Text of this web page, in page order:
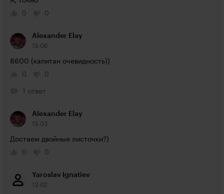
0
0
Alexander Elay
13:06
8600 (капитан очевидность))
0
0
1 ответ
Alexander Elay
13:03
Достаем двойные листочки?)
0
0
Yaroslav Ignatiev
13:02